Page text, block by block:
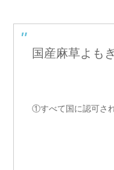
国産麻草よも
①すべて国に認可さ